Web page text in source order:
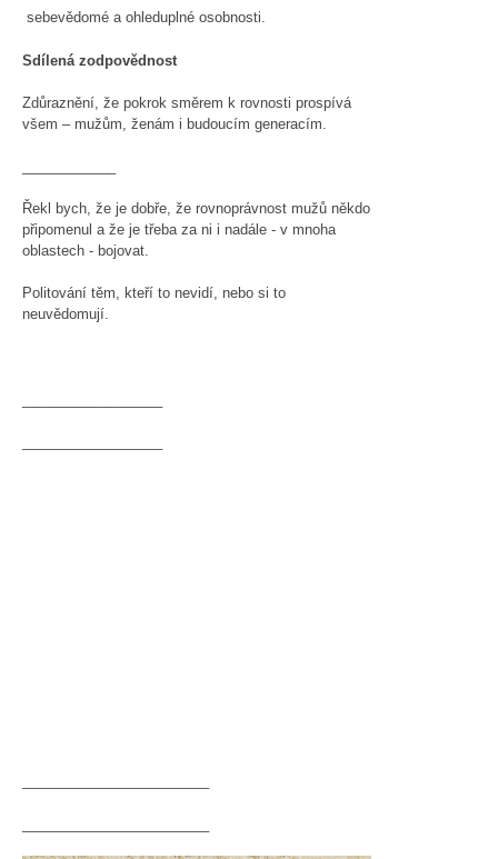
sebevědomé a ohleduplné osobnosti.
Sdílená zodpovědnost
Zdůraznění, že pokrok směrem k rovnosti prospívá
všem – mužům, ženám i budoucím generacím.
Řekl bych, že je dobře, že rovnoprávnost mužů někdo
připomenul a že je třeba za ni i nadále - v mnoha
oblastech - bojovat.
Politování těm, kteří to nevidí, nebo si to
neuvědomují.